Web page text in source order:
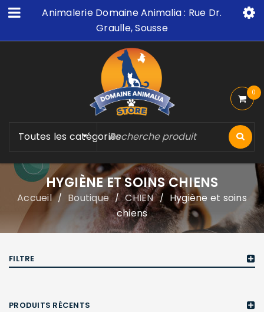
Animalerie Domaine Animalia : Rue Dr.
Graulle, Sousse
Toutes les catégories
0
HYGIÈNE ET SOINS CHIENS
Accueil / Boutique / CHIEN / Hygiène et soins
chiens
FILTRE
PRODUITS RÉCENTS